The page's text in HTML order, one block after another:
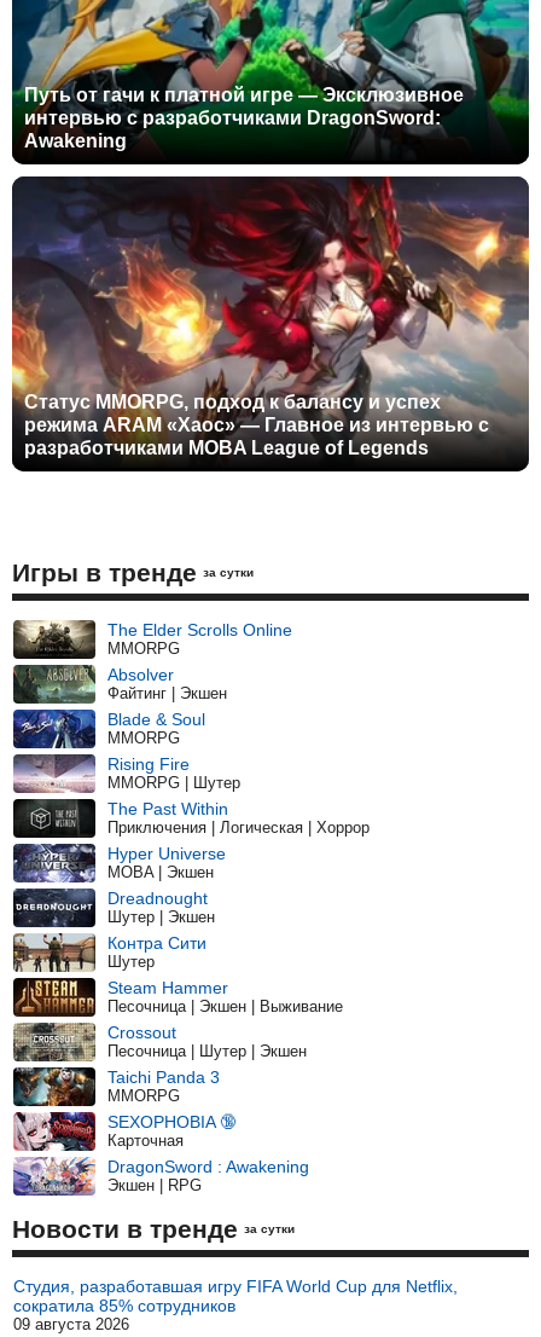
Путь от гачи к платной игре — Эксклюзивное
интервью с разработчиками DragonSword:
Awakening
Статус MMORPG, подход к балансу и успех
режима ARAM «Хаос» — Главное из интервью с
разработчиками MOBA League of Legends
Игры в тренде за сутки
The Elder Scrolls Online
MMORPG
Absolver
Файтинг | Экшен
Blade & Soul
MMORPG
Rising Fire
MMORPG | Шутер
The Past Within
Приключения | Логическая | Хоррор
Hyper Universe
MOBA | Экшен
Dreadnought
Шутер | Экшен
Контра Сити
Шутер
Steam Hammer
Песочница | Экшен | Выживание
Crossout
Песочница | Шутер | Экшен
Taichi Panda 3
MMORPG
SEXOPHOBIA 🔞
Карточная
DragonSword : Awakening
Экшен | RPG
Новости в тренде за сутки
Студия, разработавшая игру FIFA World Cup для Netflix,
сократила 85% сотрудников
09 августа 2026